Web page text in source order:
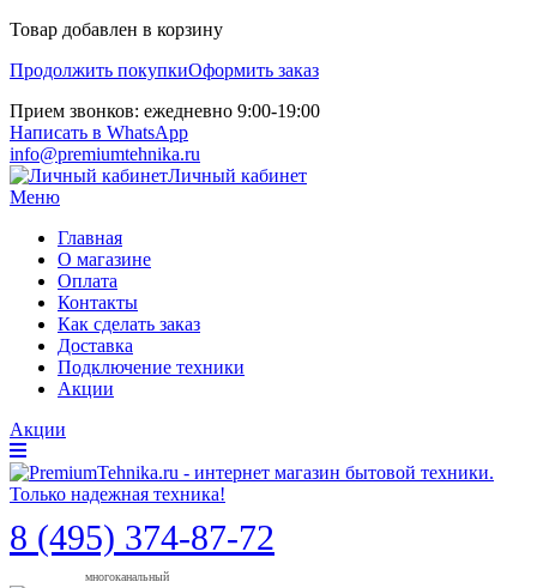
Товар добавлен в корзину
Продолжить покупкиОформить заказ
Прием звонков: ежедневно 9:00-19:00
Написать в WhatsApp
info@premiumtehnika.ru
Личный кабинет
Меню
Главная
О магазине
Оплата
Контакты
Как сделать заказ
Доставка
Подключение техники
Акции
Акции
8 (495) 374-87-72
многоканальный